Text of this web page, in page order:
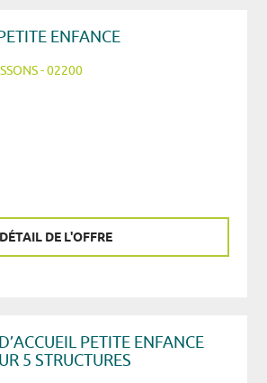
ENFANCE
- 02200
DE L'OFFRE
PETITE ENFANCE
5 STRUCTURES